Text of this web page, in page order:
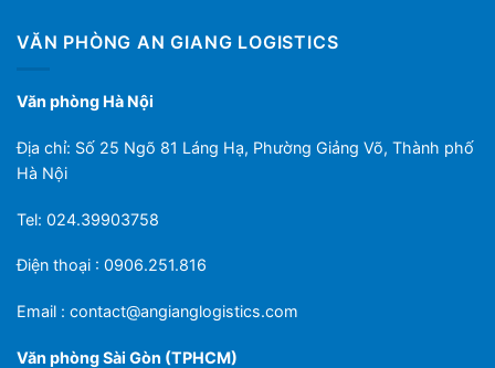
VĂN PHÒNG AN GIANG LOGISTICS
Văn phòng Hà Nội
Địa chỉ: Số 25 Ngõ 81 Láng Hạ, Phường Giảng Võ, Thành phố
Hà Nội
Tel: 024.39903758
Điện thoại : 0906.251.816
Email : contact@angianglogistics.com
Văn phòng Sài Gòn (TPHCM)